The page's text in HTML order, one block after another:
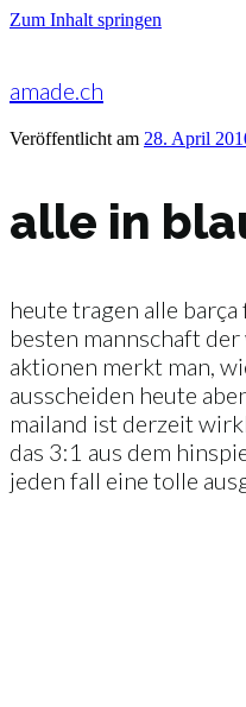
Zum Inhalt springen
amade.ch
Veröffentlicht am 28. April
alle in
heute tragen alle
besten mannschaft
aktionen merkt man,
ausscheiden heute
mailand ist derzeit
das 3:1 aus dem
jeden fall eine tolle